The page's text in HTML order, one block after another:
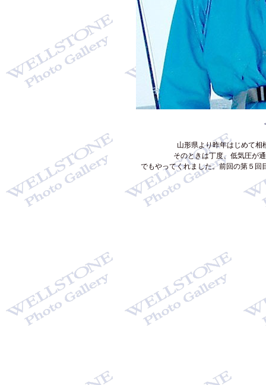
山形県より昨年はじめて
そのときは丁度、低気圧が
でもやってくれました。前回の第５回